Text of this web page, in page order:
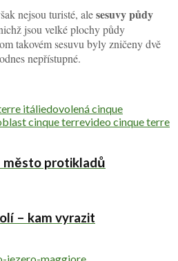
nejsou turisté, alesesuvy půdy
jsou velké plochy půdy
takovém sesuvu byly zničeny dvě
nepřístupné.
itáliedovolená cinque
cinque terrevideo cinque terre
město protikladů
– kam vyrazit